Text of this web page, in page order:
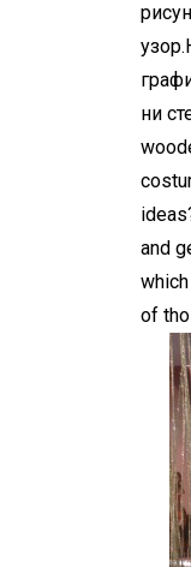
ни
and
of